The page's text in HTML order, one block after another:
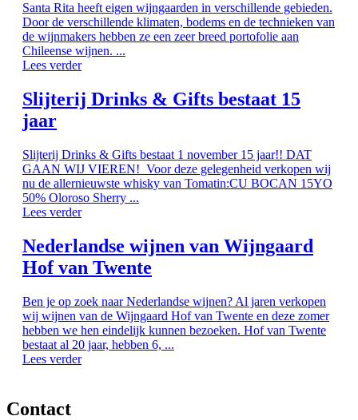
Santa Rita heeft eigen wijngaarden in verschillende gebieden.
Door de verschillende klimaten, bodems en de technieken van
de wijnmakers hebben ze een zeer breed portofolie aan
Chileense wijnen. ...
Lees verder
Slijterij Drinks & Gifts bestaat 15
jaar
Slijterij Drinks & Gifts bestaat 1 november 15 jaar!! DAT
GAAN WIJ VIEREN! Voor deze gelegenheid verkopen wij
nu de allernieuwste whisky van Tomatin:CU BOCAN 15YO
50% Oloroso Sherry ...
Lees verder
Nederlandse wijnen van Wijngaard
Hof van Twente
Ben je op zoek naar Nederlandse wijnen? Al jaren verkopen
wij wijnen van de Wijngaard Hof van Twente en deze zomer
hebben we hen eindelijk kunnen bezoeken. Hof van Twente
bestaat al 20 jaar, hebben 6, ...
Lees verder
Contact